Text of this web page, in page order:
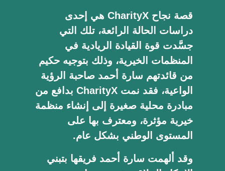
قصة نجاح CharityX هي إحدى
دراسات الحالة الرائعة، تلك التي
جسَّدت قوة القيادة الريادية في
المنظمات الخيرية، وذلك بتوجيه حكيم
من قائدتهم سارة أحمد صاحبة الرؤية
الواعية، فقد نمت CharityX بدافع من
مبادرة محلية صغيرة إلى إنشاء منظمة
خيرية مؤثرة، ومعترف بها على
المستوى الوطني بشكل عام.
وقد ألهمت سارة أحمد فريقها بتبني